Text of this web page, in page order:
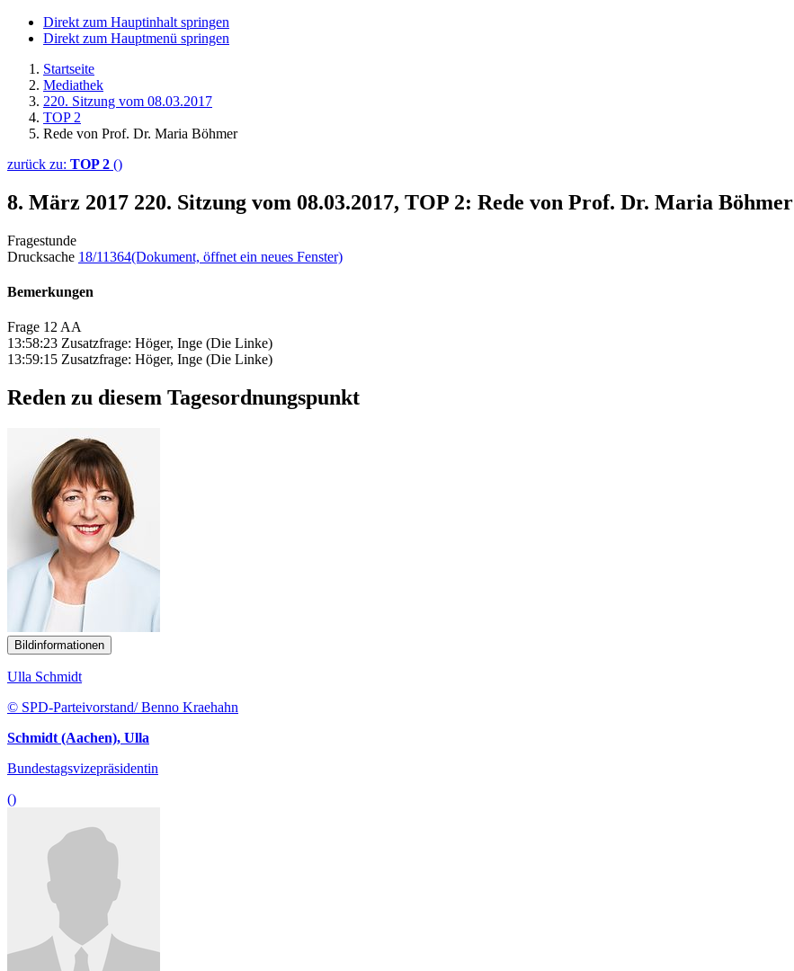
Direkt zum Hauptinhalt springen
Direkt zum Hauptmenü springen
Startseite
Mediathek
220. Sitzung vom 08.03.2017
TOP 2
Rede von Prof. Dr. Maria Böhmer
zurück zu: TOP 2 ()
8. März 2017 220. Sitzung vom 08.03.2017, TOP 2: Rede von Prof. Dr. Maria Böhmer
Fragestunde
Drucksache 18/11364(Dokument, öffnet ein neues Fenster)
Bemerkungen
Frage 12 AA
13:58:23 Zusatzfrage: Höger, Inge (Die Linke)
13:59:15 Zusatzfrage: Höger, Inge (Die Linke)
Reden zu diesem Tagesordnungspunkt
Bildinformationen
Ulla Schmidt
© SPD-Parteivorstand/ Benno Kraehahn
Schmidt (Aachen), Ulla
Bundestagsvizepräsidentin
()